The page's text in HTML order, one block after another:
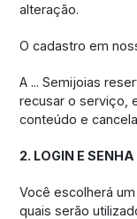
alteração.
O cadastro em
A ... Semijoias
recusar o serviço,
conteúdo e
2. LOGIN E SENHA
Você escolherá
quais serão